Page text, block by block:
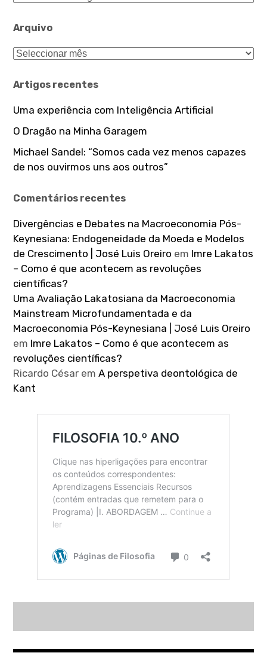
Arquivo
Arquivo
Artigos recentes
Uma experiência com Inteligência Artificial
O Dragão na Minha Garagem
Michael Sandel: “Somos cada vez menos capazes
de nos ouvirmos uns aos outros”
Comentários recentes
Divergências e Debates na Macroeconomia Pós-
Keynesiana: Endogeneidade da Moeda e Modelos
de Crescimento | José Luis Oreiro em Imre Lakatos
– Como é que acontecem as revoluções
científicas?
Uma Avaliação Lakatosiana da Macroeconomia
Mainstream Microfundamentada e da
Macroeconomia Pós-Keynesiana | José Luis Oreiro
em Imre Lakatos – Como é que acontecem as
revoluções científicas?
Ricardo César emA perspetiva deontológica de
Kant